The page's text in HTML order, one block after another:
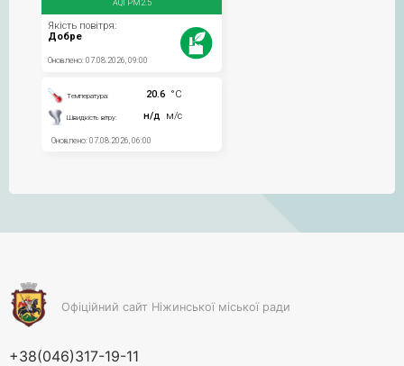
Офіційний сайт Ніжинської міської ради
+38(046)317-19-11